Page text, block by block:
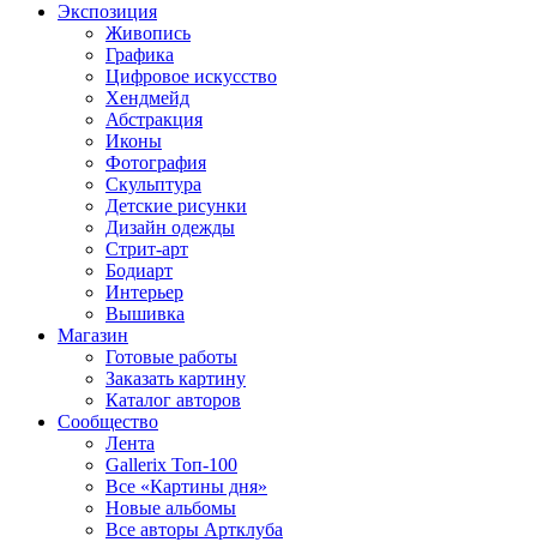
Экспозиция
Живопись
Графика
Цифровое искусство
Хендмейд
Абстракция
Иконы
Фотография
Скульптура
Детские рисунки
Дизайн одежды
Стрит-арт
Бодиарт
Интерьер
Вышивка
Магазин
Готовые работы
Заказать картину
Каталог авторов
Сообщество
Лента
Gallerix Топ-100
Все «Картины дня»
Новые альбомы
Все авторы Артклуба